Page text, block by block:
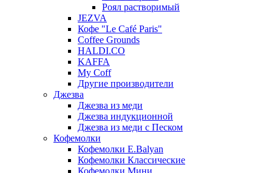
Роял растворимый
JEZVA
Кофе "Le Café Paris"
Coffee Grounds
HALDI.CO
KAFFA
My Coff
Другие производители
Джезва
Джезва из меди
Джезва индукционной
Джезва из меди с Песком
Кофемолки
Кофемолки E.Balyan
Кофемолки Классические
Кофемолки Мини